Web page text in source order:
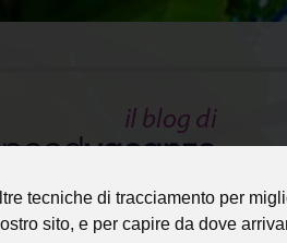
tecniche di tracciamento per
sito, e per capire da dove